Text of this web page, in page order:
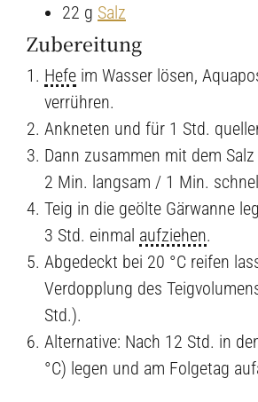
22 g Salz
Zubereitung
Hefe im Wasser lösen,
verrühren.
Ankneten und für 1 Std.
Dann zusammen mit dem
2 Min. langsam / 1 Min.
Teig in die geölte Gärwanne
3 Std. einmal aufziehen.
Abgedeckt bei 20 °C reifen
Verdopplung des
Std.).
Alternative: Nach 12 Std. in
°C) legen und am Folgetag